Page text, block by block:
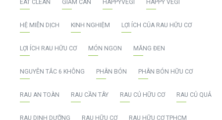
EAT CLEAN GIẢM CÂN HAPPYVEGI HAPPY VEGI
HỆ MIỄN DỊCH KINH NGHIỆM LỢI ÍCH CỦA RAU HỮU CƠ
LỢI ÍCH RAU HỮU CƠ MÓN NGON MĂNG ĐEN
NGUYÊN TẮC 6 KHÔNG PHÂN BÓN PHÂN BÓN HỮU CƠ
RAU AN TOÀN RAU CẦN TÂY RAU CỦ HỮU CƠ RAU CỦ QUẢ
RAU DINH DƯỠNG RAU HỮU CƠ RAU HỮU CƠ TPHCM